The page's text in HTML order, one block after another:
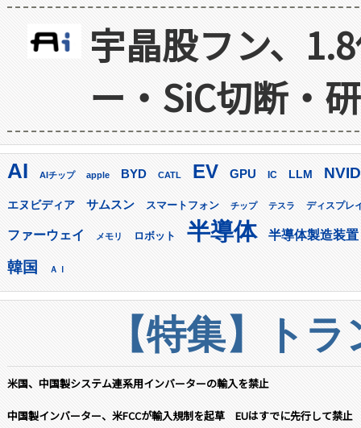
宇晶股フン、
ー・SiC切断・
AI AIチップ apple BYD CATL EV GPU IC LLM
エヌビディア サムスン スマートフォン チップ テスラ ディスプレ
ファーウェイ メモリ ロボット 半導体 半導体製造装置
韓国 ＡＩ
【特集】ト
米国、中国製システム連系用インバーターの輸入を禁止
中国製インバーター、米FCCが輸入規制を起草 EUはすでに先行して禁止